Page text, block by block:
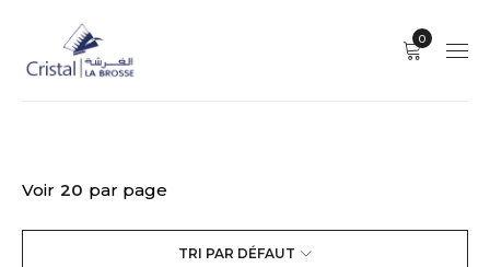
0
TRI PAR DÉFAUT
Voir 20 par page